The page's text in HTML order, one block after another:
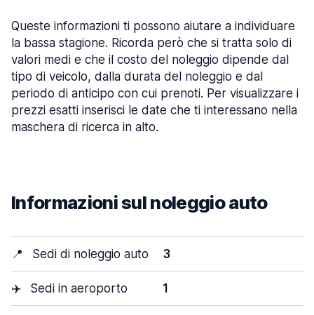
Queste informazioni ti possono aiutare a individuare
la bassa stagione. Ricorda però che si tratta solo di
valori medi e che il costo del noleggio dipende dal
tipo di veicolo, dalla durata del noleggio e dal
periodo di anticipo con cui prenoti. Per visualizzare i
prezzi esatti inserisci le date che ti interessano nella
maschera di ricerca in alto.
Informazioni sul noleggio auto
📍 Sedi di noleggio auto 3
✈️ Sedi in aeroporto 1